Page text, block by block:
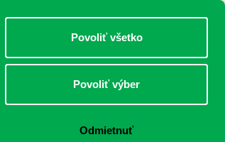
Povoliť všetko
Povoliť výber
Odmietnuť
DOSPELÍ